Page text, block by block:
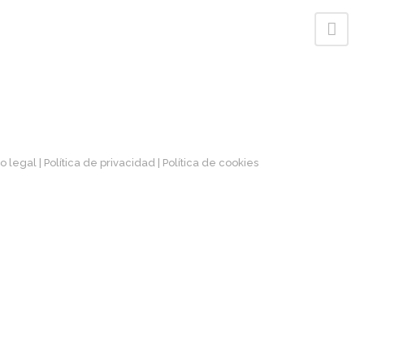
legal | Política de privacidad | Política de cookies